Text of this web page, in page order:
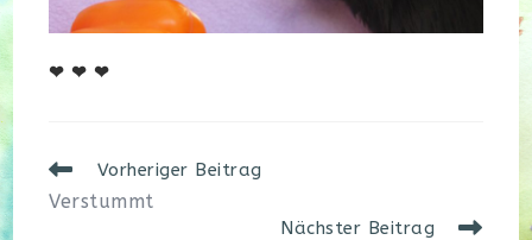
❤ ❤ ❤
Weitere
Artikel
ansehen
Vorheriger Beitrag
Verstummt
Nächster Beitrag